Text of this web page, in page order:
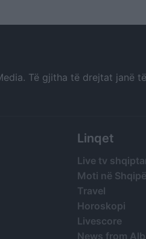
Të gjitha të drejtat janë
Linqet
Live tv
Moti në
Travel
Horoskopi
Livescore
News from